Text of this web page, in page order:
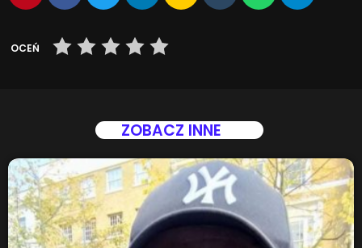
OCEŃ
ZOBACZ INNE